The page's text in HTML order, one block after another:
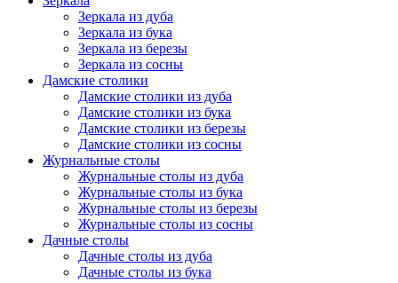
Зеркала из дуба
Зеркала из бука
Зеркала из березы
Зеркала из сосны
Дамские столики
Дамские столики из дуба
Дамские столики из бука
Дамские столики из березы
Дамские столики из сосны
Журнальные столы
Журнальные столы из дуба
Журнальные столы из бука
Журнальные столы из березы
Журнальные столы из сосны
Дачные столы
Дачные столы из дуба
Дачные столы из бука